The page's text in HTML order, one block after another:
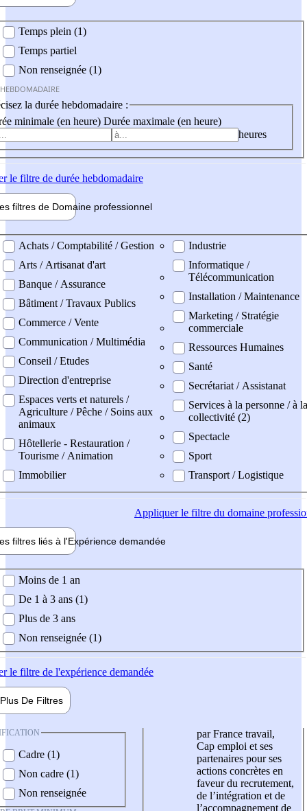
Temps plein (1)
Temps partiel
Non renseignée (1)
la durée hebdomadaire :
minimale (en heure) Durée maximale (en heure)
heures
le filtre de durée hebdomadaire
filtres de Domaine professionnel
professionel
Achats / Comptabilité / Gestion
Arts / Artisanat d'art
Banque / Assurance
Bâtiment / Travaux Publics
Commerce / Vente
Communication / Multimédia
Conseil / Etudes
Direction d'entreprise
Espaces verts et naturels /
Agriculture / Pêche / Soins aux
animaux
Hôtellerie - Restauration /
Tourisme / Animation
Immobilier
Industrie
Informatique /
Télécommunication
Installation / Maintenance
Marketing / Stratégie
commerciale
Ressources Humaines
Santé
Secrétariat / Assistanat
Services à la personne / à la
collectivité (2)
Spectacle
Sport
Transport / Logistique
Appliquerle filtre du domaine
filtres liés à l'Expérience demandée
demandée
Moins de 1 an
De 1 à 3 ans (1)
Plus de 3 ans
Non renseignée (1)
le filtre de l'expérience demandée
Plus De Filtres
Cadre (1)
Non cadre (1)
Non renseignée
par France travail,
Cap emploi et ses
partenaires pour ses
actions concrètes en
faveur du recrutement,
de l’intégration et de
l’accompagnement de